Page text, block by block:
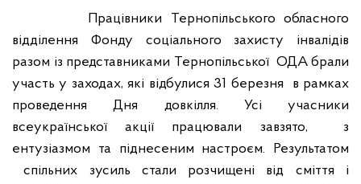
Працівники Тернопільського обласного
відділення Фонду соціального захисту інвалідів
разом із представниками Тернопільської ОДА брали
участь у заходах, які відбулися 31 березня
в рамках
проведення Дня довкілля. Усі учасники
всеукраїнської акції працювали завзято,
з
ентузіазмом та піднесеним настроєм. Результатом
спільних зусиль стали розчищені від сміття і